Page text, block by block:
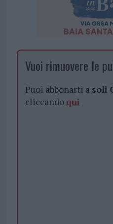
Vuoi rimuovere le
Puoi abbonarti a soli
cliccando qui